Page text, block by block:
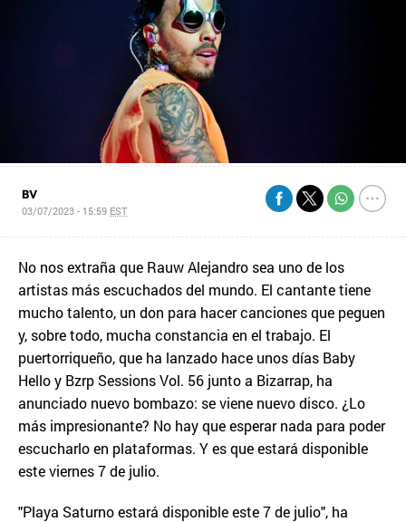
BV
03/07/2023 - 15:59 EST
No nos extraña que Rauw Alejandro sea uno de los
artistas más escuchados del mundo. El cantante tiene
mucho talento, un don para hacer canciones que peguen
y, sobre todo, mucha constancia en el trabajo. El
puertorriqueño, que ha lanzado hace unos días Baby
Hello y Bzrp Sessions Vol. 56 junto a Bizarrap, ha
anunciado nuevo bombazo: se viene nuevo disco. ¿Lo
más impresionante? No hay que esperar nada para poder
escucharlo en plataformas. Y es que estará disponible
este viernes 7 de julio.
"Playa Saturno estará disponible este 7 de julio", ha